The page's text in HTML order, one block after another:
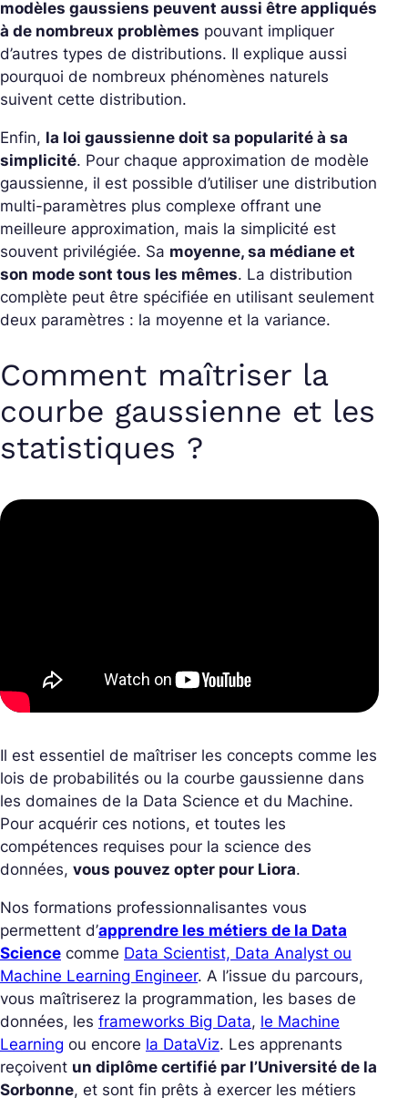
modèles gaussiens peuvent aussi être appliqués
à de nombreux problèmes pouvant impliquer
d’autres types de distributions. Il explique aussi
pourquoi de nombreux phénomènes naturels
suivent cette distribution.
Enfin, la loi gaussienne doit sa popularité à sa
simplicité. Pour chaque approximation de modèle
gaussienne, il est possible d’utiliser une distribution
multi-paramètres plus complexe offrant une
meilleure approximation, mais la simplicité est
souvent privilégiée. Sa moyenne, sa médiane et
son mode sont tous les mêmes. La distribution
complète peut être spécifiée en utilisant seulement
deux paramètres : la moyenne et la variance.
Comment maîtriser la
courbe gaussienne et les
statistiques ?
Il est essentiel de maîtriser les concepts comme les
lois de probabilités ou la courbe gaussienne dans
les domaines de la Data Science et du Machine.
Pour acquérir ces notions, et toutes les
compétences requises pour la science des
données, vous pouvez opter pour Liora.
Nos formations professionnalisantes vous
permettent d’apprendre les métiers de la Data
Science comme Data Scientist, Data Analyst ou
Machine Learning Engineer. A l’issue du parcours,
vous maîtriserez la programmation, les bases de
données, les frameworks Big Data, le Machine
Learning ou encore la DataViz. Les apprenants
reçoivent un diplôme certifié par l’Université de la
Sorbonne, et sont fin prêts à exercer les métiers